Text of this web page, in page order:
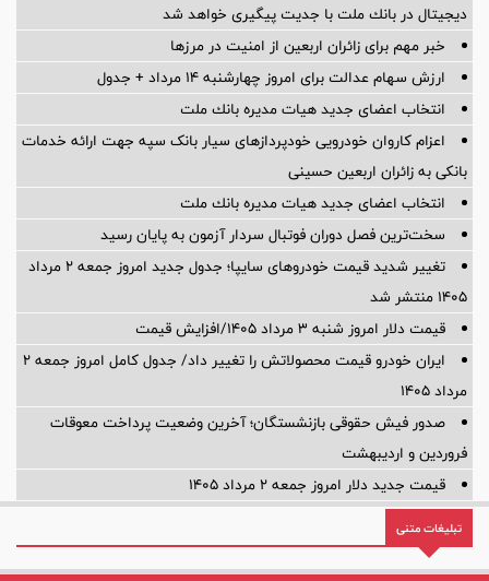
دیجیتال در بانك ملت با جدیت پیگیری خواهد شد
خبر مهم برای زائران اربعین از امنیت در مرزها
ارزش سهام عدالت برای امروز چهارشنبه ۱۴ مرداد + جدول
انتخاب اعضای جدید هیات مدیره بانك ملت
اعزام کاروان خودرویی خودپردازهای سیار بانک سپه جهت ارائه خدمات
بانکی به زائران اربعین حسینی
انتخاب اعضای جدید هیات مدیره بانك ملت
سخت‌ترین فصل دوران فوتبال سردار آزمون به پایان رسید
تغییر شدید قیمت خودروهای سایپا؛ جدول جدید امروز جمعه ۲ مرداد
۱۴۰۵ منتشر شد
قیمت دلار امروز شنبه ۳ مرداد ۱۴۰۵/افزایش قیمت
ایران خودرو قیمت‌ محصولاتش را تغییر داد/ جدول کامل امروز جمعه ۲
مرداد ۱۴۰۵
صدور فیش حقوقی بازنشستگان؛ آخرین وضعیت پرداخت معوقات
فروردین و اردیبهشت
قیمت جدید دلار امروز جمعه ۲ مرداد ۱۴۰۵
تبلیغات متنی